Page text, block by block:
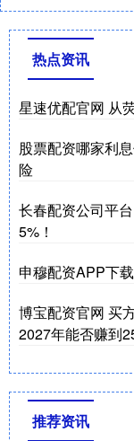
热点资讯
星速优配官网 从
股票配资哪家利
险
长春配资公司平
5%！
申穆配资APP下
博宝配资官网 买
2027年能否赚到
推荐资讯